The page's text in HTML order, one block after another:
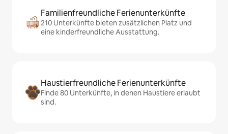
Familienfreundliche Ferienunterkünfte
210 Unterkünfte bieten zusätzlichen Platz und
eine kinderfreundliche Ausstattung.
Haustierfreundliche Ferienunterkünfte
Finde 80 Unterkünfte, in denen Haustiere erlaubt
sind.